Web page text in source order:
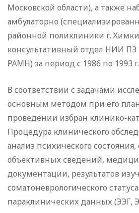
Московской области), а также
амбулаторно
районной поликлиники г.
консультативный отдел НИИ
РАМН) за период с 1986 по 1993 г.
В соответствии с задачами
основным методом при его
проведении избран клинико-
Процедура клинического
анализ психического
объективных сведений,
документации, результатов
соматоневрологического
параклинических данных (ЭЭГ,